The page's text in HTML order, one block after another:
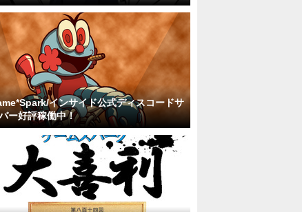
インサイド公式ディスコードサ
ー好評稼働中！